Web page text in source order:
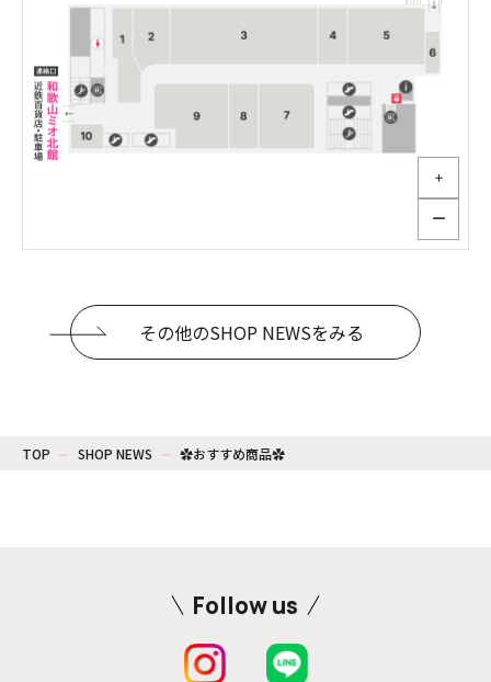
＋
ー
その他のSHOP NEWSをみる
TOP SHOP NEWS ︎✿おすすめ商品︎✿
Follow us